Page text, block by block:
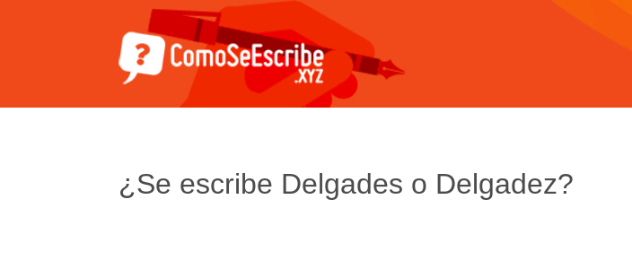
¿Se escribe Delgades o Delgadez?